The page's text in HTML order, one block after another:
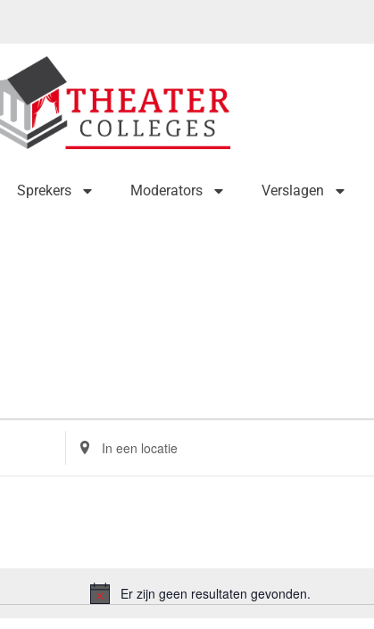
Sprekers Moderators Verslagen
Bericht
Er zijn geen resultaten gevonden.
Voer
locatie
in.
Zoek